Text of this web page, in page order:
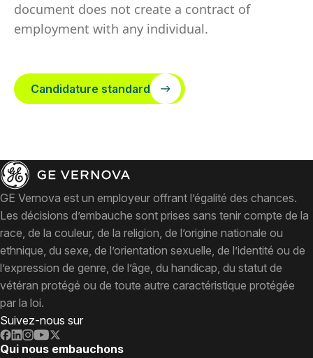
document does not create a contract of
employment with any individual.
Candidature standard
GE Vernova est un employeur offrant l’égalité des chances.
Les décisions d’embauche sont prises sans tenir compte de la
race, de la couleur, de la religion, de l’origine nationale ou
ethnique, du sexe, de l’orientation sexuelle, de l’identité ou de
l’expression de genre, de l’âge, du handicap, du statut de
vétéran protégé ou de toute autre caractéristique protégée
par la loi.
Suivez-nous sur
Qui nous embauchons